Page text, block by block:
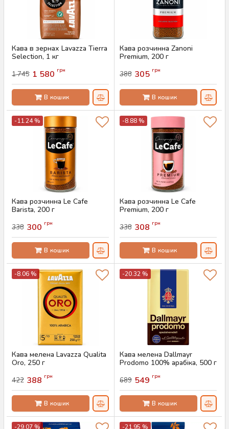
Кава в зернах Lavazza Tierra
Selection, 1 кг
1 745 1 580 грн
В кошик
Кава розчинна Zanoni
Premium, 200 г
388 305 грн
В кошик
-11.24 %
Кава розчинна Le Cafe
Barista, 200 г
338 300 грн
В кошик
-8.88 %
Кава розчинна Le Cafe
Premium, 200 г
338 308 грн
В кошик
-8.06 %
Кава мелена Lavazza Qualita
Oro, 250 г
422 388 грн
В кошик
-20.32 %
Кава мелена Dallmayr
Prodomo 100% арабіка, 500 г
689 549 грн
В кошик
-29.07 % -21.95 %